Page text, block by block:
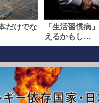
だけでな
「生活習慣病
えるかもし…